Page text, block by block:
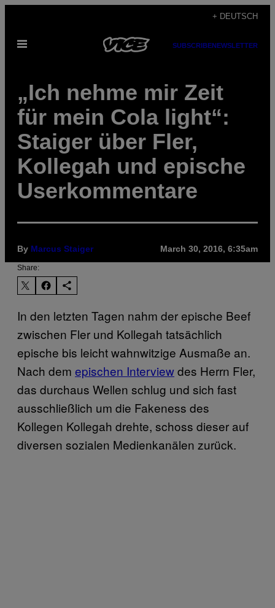
content
+ DEUTSCH
Open
SUBSCRIBENEWSLETTER
„Ich nehme mir Zeit
für mein Cola light“:
Staiger über Fler,
Kollegah und epische
Userkommentare
By Marcus Staiger March 30, 2016, 6:35am
Share:
In den letzten Tagen nahm der epische Beef
zwischen Fler und Kollegah tatsächlich
epische bis leicht wahnwitzige Ausmaße an.
Nach dem epischen Interviewdes Herrn Fler,
das durchaus Wellen schlug und sich fast
ausschließlich um die Fakeness des
Kollegen Kollegah drehte, schoss dieser auf
diversen sozialen Medienkanälen zurück.